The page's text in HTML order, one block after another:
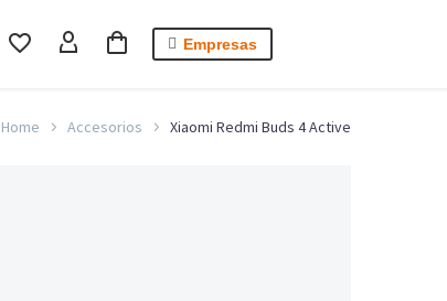
Empresas
Home Accesorios Xiaomi Redmi Buds 4 Active